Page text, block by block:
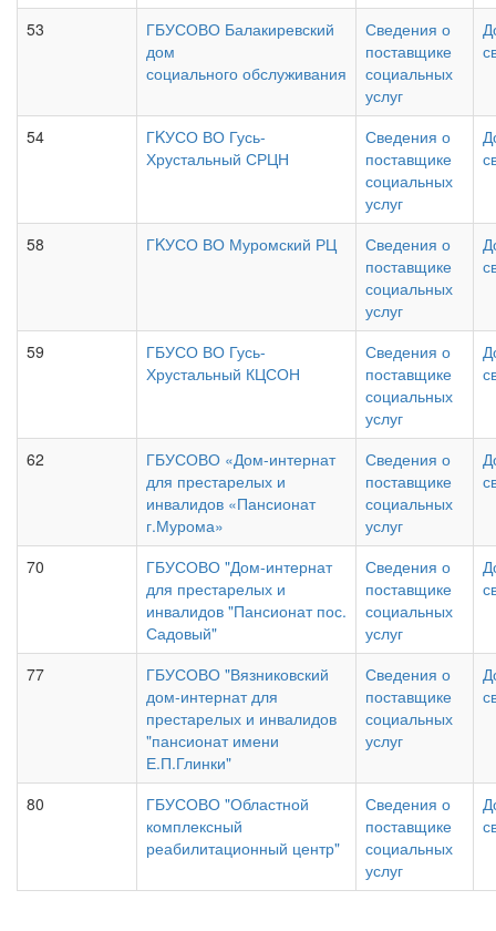
53
ГБУСОВО Балакиревский
дом
социального обслуживания
Сведения о
поставщике
социальных
услуг
54
ГKУСО ВО Гусь-
Хрустальный СРЦН
Сведения о
поставщике
социальных
услуг
58 ГKУСО ВО Муромский РЦ
Сведения о
поставщике
социальных
услуг
59
ГБУСО ВО Гусь-
Хрустальный КЦСОН
Сведения о
поставщике
социальных
услуг
62 ГБУСОВО «Дом-интернат
для престарелых и
инвалидов «Пансионат
г.Мурома»
Сведения о
поставщике
социальных
услуг
70
ГБУСОВО "Дом-интернат
для престарелых и
инвалидов "Пансионат пос.
Садовый"
Сведения о
поставщике
социальных
услуг
77
ГБУСОВО "Вязниковский
дом-интернат для
престарелых и инвалидов
"пансионат имени
Е.П.Глинки"
Сведения о
поставщике
социальных
услуг
80
ГБУСОВО "Областной
комплексный
реабилитационный центр"
Сведения о
поставщике
социальных
услуг